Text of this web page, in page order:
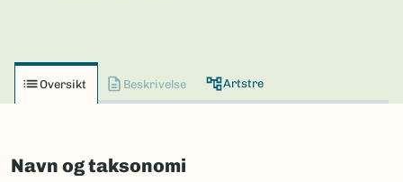
Oversikt Beskrivelse Artstre
Navn og taksonomi